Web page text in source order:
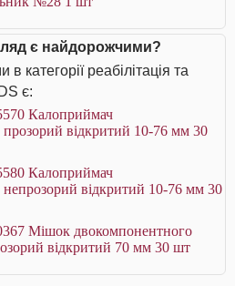
є найдорожчими?
категорії реабілітація та
є:
Калоприймач
відкритий 10-76 мм 30
Калоприймач
відкритий 10-76 мм 30
Мішок двокомпонентного
відкритий 70 мм 30 шт